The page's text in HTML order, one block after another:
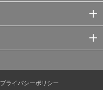
プライバシーポリシー